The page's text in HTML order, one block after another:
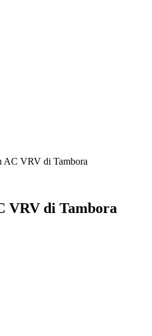
AC VRV di Tambora
VRV di Tambora